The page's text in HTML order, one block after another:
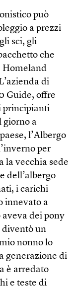
può
a prezzi
sci, gli
che
Homeland
di
Guide, offre
principianti
giorno a
l’Albergo
per
la vecchia sede
dell’albergo
i carichi
innevato a
dei pony
diventò un
nonno lo
generazione di
è arredato
e teste di